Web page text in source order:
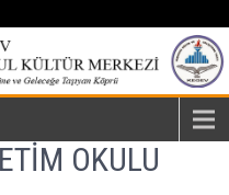
OKULU